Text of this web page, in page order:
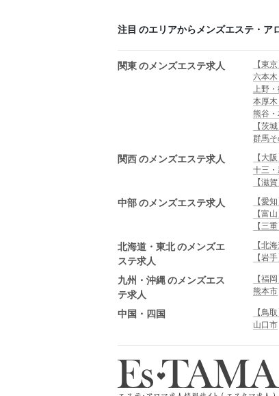
注目 のエリアからメンズエステ・ア
関東 のメンズエステ求人 【東京
六本
上野
本厚
熊谷
【茨城
群馬
関西 のメンズエステ求人 【大阪
十三
【滋賀
中部 のメンズエステ求人 【愛知
【富山
【三重
北海道・東北 のメンズエ
ステ求人
【北海
【岩手
九州・沖縄 のメンズエス
テ求人
【福岡
熊本市
中国・四国 【鳥取
山口市